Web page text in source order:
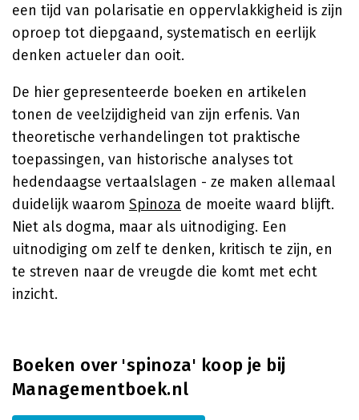
een tijd van polarisatie en oppervlakkigheid is zijn
oproep tot diepgaand, systematisch en eerlijk
denken actueler dan ooit.
De hier gepresenteerde boeken en artikelen
tonen de veelzijdigheid van zijn erfenis. Van
theoretische verhandelingen tot praktische
toepassingen, van historische analyses tot
hedendaagse vertaalslagen - ze maken allemaal
duidelijk waarom Spinoza de moeite waard blijft.
Niet als dogma, maar als uitnodiging. Een
uitnodiging om zelf te denken, kritisch te zijn, en
te streven naar de vreugde die komt met echt
inzicht.
Boeken over 'spinoza' koop je bij
Managementboek.nl